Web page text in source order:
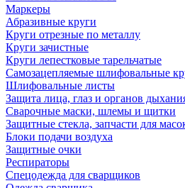
Маркеры
Абразивные круги
Круги отрезные по металлу
Круги зачистные
Круги лепестковые тарельчатые
Самозацепляемые шлифовальные
Шлифовальные листы
Защита лица, глаз и органов
Сварочные маски, шлемы и щитки
Защитные стекла, запчасти для
Блоки подачи воздуха
Защитные очки
Респираторы
Спецодежда для сварщиков